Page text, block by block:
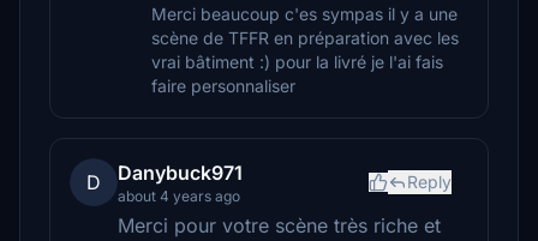
Merci beaucoup c'es sympas il y a une
scène de TFFR en préparation avec les
vrai bâtiment :) pour la livré je l'ai fais
faire personnaliser
D Danybuck971
about 4 years ago
Reply
Merci pour votre scène très riche et